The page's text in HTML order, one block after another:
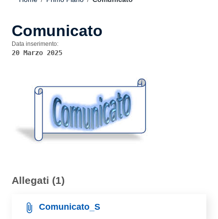
Comunicato
Data inserimento:
20 Marzo 2025
Allegati (1)
Comunicato_S